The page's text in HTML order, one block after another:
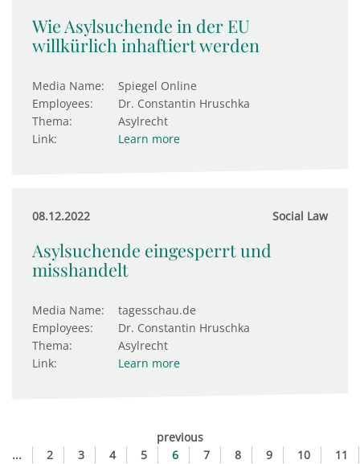
Wie Asylsuchende in der EU
willkürlich inhaftiert werden
Media Name:
Spiegel Online
Employees:
Dr. Constantin Hruschka
Thema:
Asylrecht
Link:
Learn more
08.12.2022 Social Law
Asylsuchende eingesperrt und
misshandelt
Media Name:
tagesschau.de
Employees:
Dr. Constantin Hruschka
Thema:
Asylrecht
Link:
Learn more
previous
...
2 3 4 5 6 7 8 9 10
11